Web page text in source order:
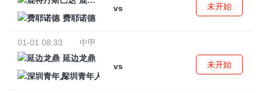
vs
费耶诺德
未开始
01-01 08:33
中甲
延边龙鼎
vs
深圳青年人
未开始